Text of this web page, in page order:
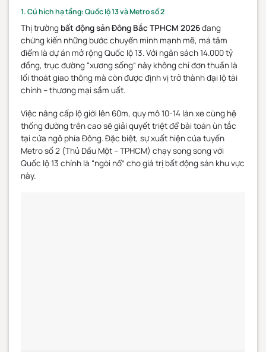
1. Cú hích hạ tầng: Quốc lộ 13 và Metro số 2
Thị trường bất động sản Đông Bắc TPHCM 2026đang
chứng kiến những bước chuyển mình mạnh mẽ, mà tâm
điểm là dự án mở rộng Quốc lộ 13. Với ngân sách 14.000 tỷ
đồng, trục đường “xương sống” này không chỉ đơn thuần là
lối thoát giao thông mà còn được định vị trở thành đại lộ tài
chính – thương mại sầm uất.
Việc nâng cấp lộ giới lên 60m, quy mô 10-14 làn xe cùng hệ
thống đường trên cao sẽ giải quyết triệt để bài toán ùn tắc
tại cửa ngõ phía Đông. Đặc biệt, sự xuất hiện của tuyến
Metro số 2 (Thủ Dầu Một – TPHCM) chạy song song với
Quốc lộ 13 chính là “ngòi nổ” cho giá trị bất động sản khu vực
này.